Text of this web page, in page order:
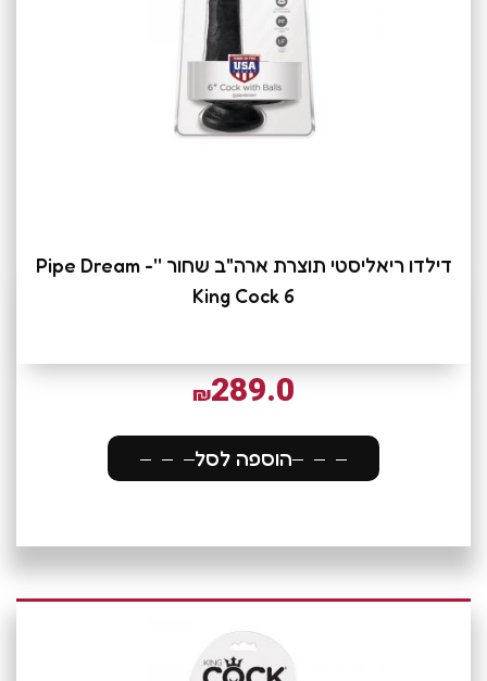
דילדו ריאליסטי תוצרת ארה"ב שחור ''Pipe Dream -
King Cock 6
₪289.0
הוספה לסל